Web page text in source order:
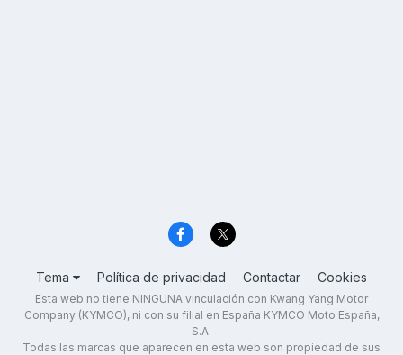
Tema Política de privacidad Contactar Cookies
Esta web no tiene NINGUNA vinculación con Kwang Yang Motor
Company (KYMCO), ni con su filial en España KYMCO Moto España,
S.A.
Todas las marcas que aparecen en esta web son propiedad de sus